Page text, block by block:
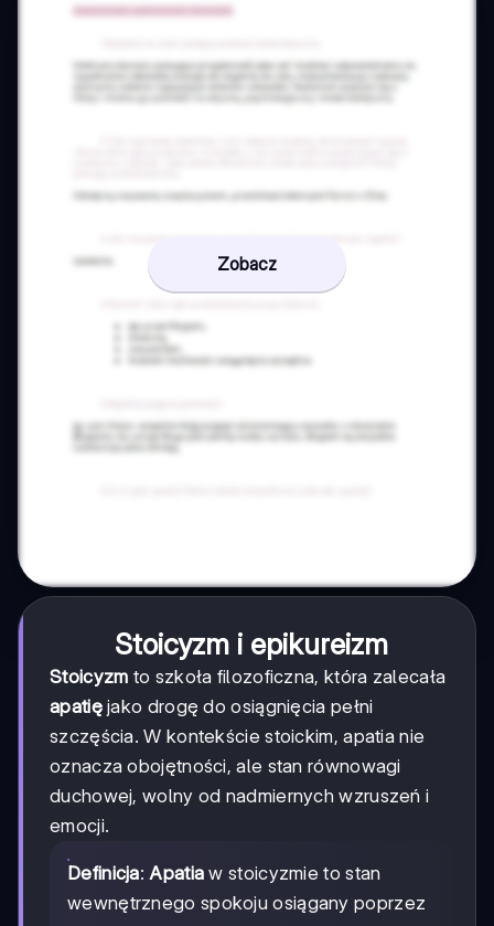
Zobacz
Stoicyzm i epikureizm
Stoicyzm to szkoła filozoficzna, która zalecała
apatięjako drogę do osiągnięcia pełni
szczęścia. W kontekście stoickim, apatia nie
oznacza obojętności, ale stan równowagi
duchowej, wolny od nadmiernych wzruszeń i
emocji.
Definicja:Apatia w stoicyzmie to stan
wewnętrznego spokoju osiągany poprzez